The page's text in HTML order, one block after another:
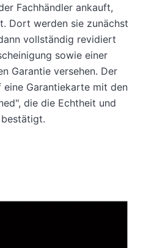
Fachhändler ankauft,
Dort werden sie zunächst
vollständig revidiert
sowie einer
Garantie versehen. Der
eine Garantiekarte mit den
die die Echtheit und